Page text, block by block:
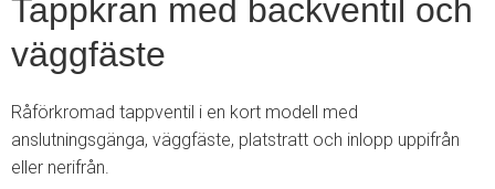
Tappkran med backventil och
väggfäste
Råförkromad tappventil i en kort modell med
anslutningsgänga, väggfäste, platstratt och inlopp uppifrån
eller nerifrån.